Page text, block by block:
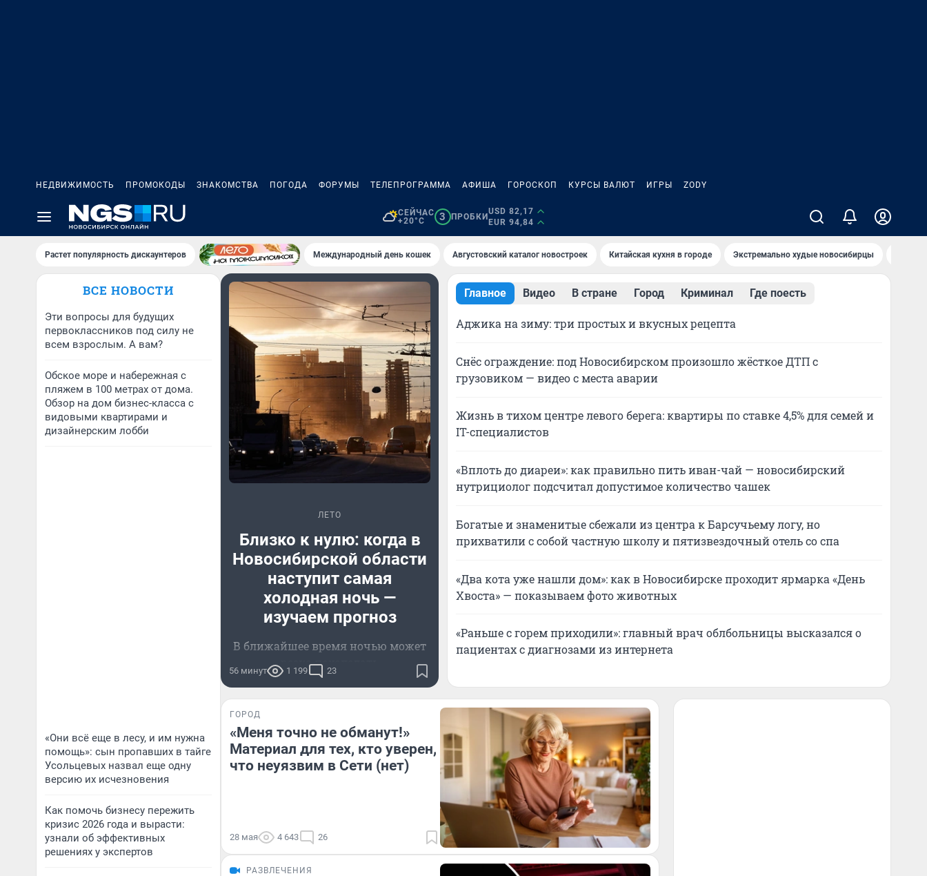
НЕДВИЖИМОСТЬ ПРОМОКОДЫ ЗНАКОМСТВА ПОГОДА ФОРУМЫ ТЕЛЕПРОГРАММА АФИША ГОРОСКОП КУРСЫ ВАЛЮТ ИГРЫ ZODY
СЕЙЧАС
+20°C
3 ПРОБКИ
USD 82,17
EUR 94,84
Растет популярность дискаунтеров Международный день кошек Августовский каталог новостроек Китайская кухня в городе Экстремально худые новосибирцы
ВСЕ НОВОСТИ
Эти вопросы для будущих
первоклассников под силу не
всем взрослым. А вам?
Обское море и набережная с
пляжем в 100 метрах от дома.
Обзор на дом бизнес-класса с
видовыми квартирами и
дизайнерским лобби
«Они всё еще в лесу, и им нужна
помощь»: сын пропавших в тайге
Усольцевых назвал еще одну
версию их исчезновения
Как помочь бизнесу пережить
кризис 2026 года и вырасти:
узнали об эффективных
решениях у экспертов
ЛЕТО
Близко к нулю: когда в
Новосибирской области
наступит самая
холодная ночь —
изучаем прогноз
В ближайшее время ночью может
резко похолодать
56 минут 1 199 23
Главное Видео В стране Город Криминал Где поесть
Аджика на зиму: три простых и вкусных рецепта
Снёс ограждение: под Новосибирском произошло жёсткое ДТП с
грузовиком — видео с места аварии
Жизнь в тихом центре левого берега: квартиры по ставке 4,5% для семей и
IT-специалистов
«Вплоть до диареи»: как правильно пить иван-чай — новосибирский
нутрициолог подсчитал допустимое количество чашек
Богатые и знаменитые сбежали из центра к Барсучьему логу, но
прихватили с собой частную школу и пятизвездочный отель со спа
«Два кота уже нашли дом»: как в Новосибирске проходит ярмарка «День
Хвоста» — показываем фото животных
«Раньше с горем приходили»: главный врач облбольницы высказался о
пациентах с диагнозами из интернета
ГОРОД
«Меня точно не обманут!»
Материал для тех, кто уверен,
что неуязвим в Сети (нет)
28 мая 4 643 26
РАЗВЛЕЧЕНИЯ